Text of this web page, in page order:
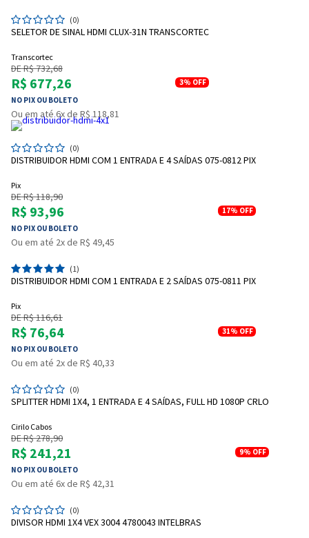
Entrega Flash
Cartão de crédito
Pagamento via Pix
Retire na Loja
(0)
SELETOR DE SINAL HDMI CLUX-31N TRANSCORTEC
Transcortec
DE R$ 732,68
R$ 677,26
NO PIX OU BOLETO
3% OFF
Ou em até 6x de R$ 118,81
(0)
DISTRIBUIDOR HDMI COM 1 ENTRADA E 4 SAÍDAS 075-0812 PIX
Pix
DE R$ 118,90
R$ 93,96
NO PIX OU BOLETO
17% OFF
Ou em até 2x de R$ 49,45
(1)
DISTRIBUIDOR HDMI COM 1 ENTRADA E 2 SAÍDAS 075-0811 PIX
Pix
DE R$ 116,61
R$ 76,64
NO PIX OU BOLETO
31% OFF
Ou em até 2x de R$ 40,33
(0)
SPLITTER HDMI 1X4, 1 ENTRADA E 4 SAÍDAS, FULL HD 1080P CRLO
Cirilo Cabos
DE R$ 278,90
R$ 241,21
NO PIX OU BOLETO
9% OFF
Ou em até 6x de R$ 42,31
(0)
DIVISOR HDMI 1X4 VEX 3004 4780043 INTELBRAS